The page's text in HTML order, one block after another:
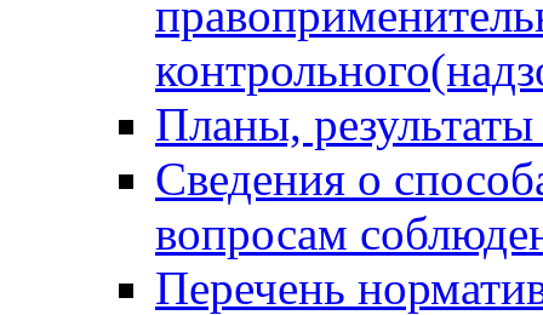
Планы,
Сведения о
вопросам
Перечень